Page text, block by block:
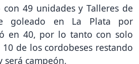
49 unidades y Talleres de
goleado en La Plata por
en 40, por lo tanto con solo
de los cordobeses restando
será campeón.